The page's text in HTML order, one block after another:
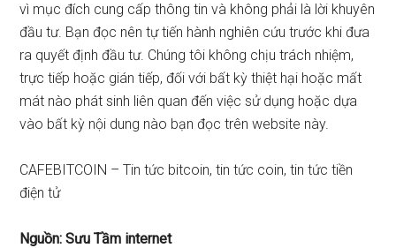
vì mục đích cung cấp thông tin và không phải là lời khuyên
đầu tư. Bạn đọc nên tự tiến hành nghiên cứu trước khi đưa
ra quyết định đầu tư. Chúng tôi không chịu trách nhiệm,
trực tiếp hoặc gián tiếp, đối với bất kỳ thiệt hại hoặc mất
mát nào phát sinh liên quan đến việc sử dụng hoặc dựa
vào bất kỳ nội dung nào bạn đọc trên website này.
CAFEBITCOIN – Tin tức bitcoin, tin tức coin, tin tức tiền
điện tử
Nguồn: Sưu Tầm internet